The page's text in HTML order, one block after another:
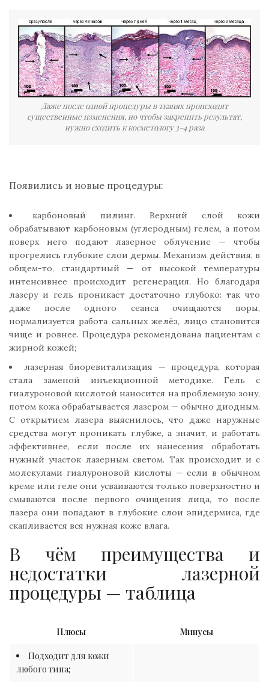
Даже после одной процедуры в тканях происходят
существенные изменения, но чтобы закрепить результат,
нужно сходить к косметологу 3–4 раза
Появились и новые процедуры:
карбоновый пилинг. Верхний слой кожи
обрабатывают карбоновым (углеродным) гелем, а потом
поверх него подают лазерное облучение — чтобы
прогрелись глубокие слои дермы. Механизм действия, в
общем-то, стандартный — от высокой температуры
интенсивнее происходит регенерация. Но благодаря
лазеру и гель проникает достаточно глубоко: так что
даже после одного сеанса очищаются поры,
нормализуется работа сальных желёз, лицо становится
чище и ровнее. Процедура рекомендована пациентам с
жирной кожей;
лазерная биоревитализация — процедура, которая
стала заменой инъекционной методике. Гель с
гиалуроновой кислотой наносится на проблемную зону,
потом кожа обрабатывается лазером — обычно диодным.
С открытием лазера выяснилось, что даже наружные
средства могут проникать глубже, а значит, и работать
эффективнее, если после их нанесения обработать
нужный участок лазерным светом. Так происходит и с
молекулами гиалуроновой кислоты — если в обычном
креме или геле они усваиваются только поверхностно и
смываются после первого очищения лица, то после
лазера они попадают в глубокие слои эпидермиса, где
скапливается вся нужная коже влага.
В чём преимущества и
недостатки лазерной
процедуры — таблица
Плюсы Минусы
Подходит для кожи
любого типа;